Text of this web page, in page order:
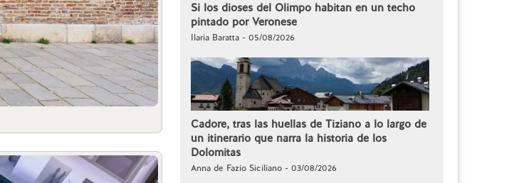
Si los dioses del Olimpo habitan en un techo
pintado por Veronese
Ilaria Baratta - 05/08/2026
Cadore, tras las huellas de Tiziano a lo largo de
un itinerario que narra la historia de los
Dolomitas
Anna de Fazio Siciliano - 03/08/2026